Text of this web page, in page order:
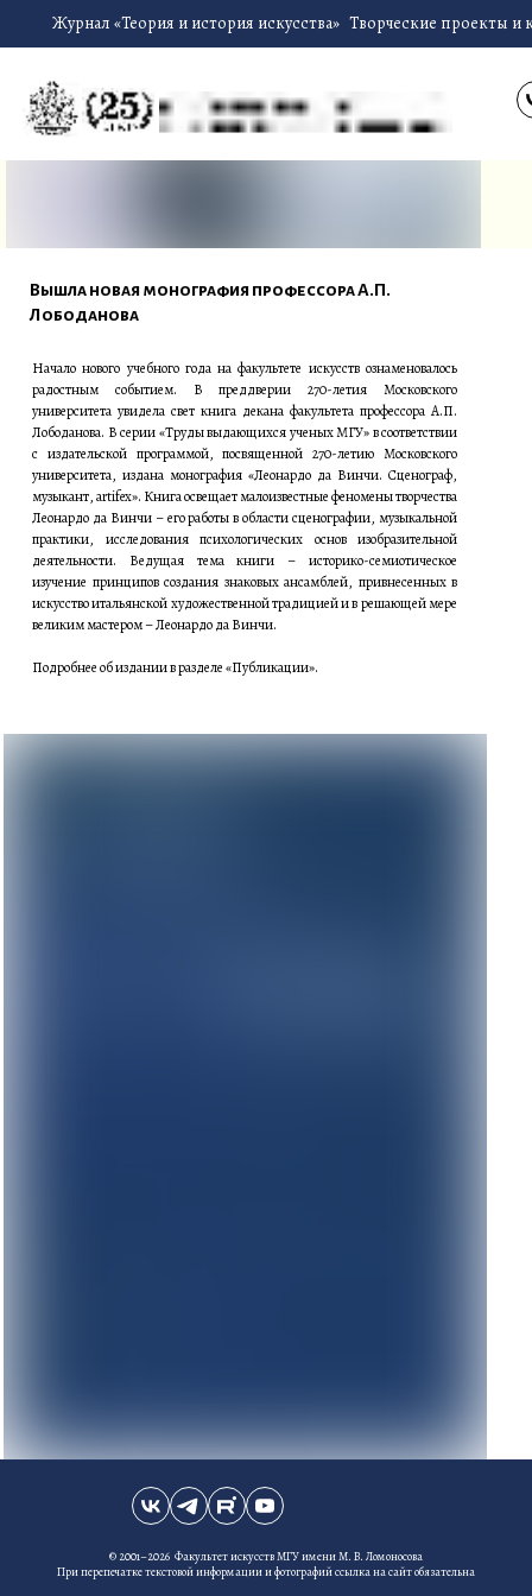
Журнал «Теория и история искусства» Творческие проекты и
Начало нового учебного года на факультете искусств ознаменовалось
радостным событием. В преддверии 270-летия Московского
университета увидела свет книга декана факультета профессора А.П.
Лободанова. В серии «Труды выдающихся ученых МГУ» в соответствии
с издательской программой, посвященной 270-летию Московского
университета, издана монография «Леонардо да Винчи. Сценограф,
музыкант, artifex». Книга освещает малоизвестные феномены творчества
Леонардо да Винчи – его работы в области сценографии, музыкальной
практики, исследования психологических основ изобразительной
деятельности. Ведущая тема книги – историко-семиотическое
изучение принципов создания знаковых ансамблей, привнесенных в
искусство итальянской художественной традицией и в решающей мере
великим мастером – Леонардо да Винчи.
Подробнее об издании в разделе «Публикации».
Вышла новая монография профессора А.П.
Лободанова
© 2001–2026 Факультет искусств МГУ имени М. В. Ломоносова
При перепечатке текстовой информации и фотографий ссылка на сайт обязательна